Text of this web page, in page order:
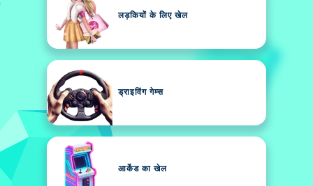
लड़कियों के लिए खेल
ड्राइविंग गेम्स
आर्केड का खेल